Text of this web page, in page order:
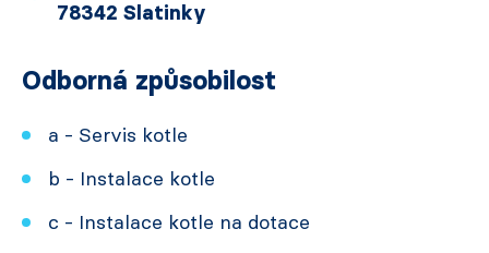
78342 Slatinky
Odborná způsobilost
a - Servis kotle
b - Instalace kotle
c - Instalace kotle na dotace